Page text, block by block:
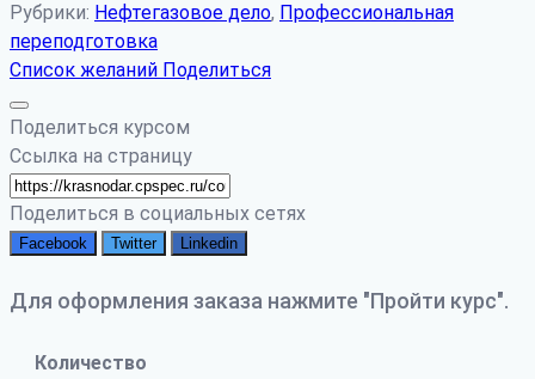
Рубрики: Нефтегазовое дело, Профессиональная
переподготовка
Список желаний Поделиться
Поделиться курсом
Ссылка на страницу
Поделиться в социальных сетях
Facebook Twitter Linkedin
Для оформления заказа нажмите "Пройти курс".
Количество